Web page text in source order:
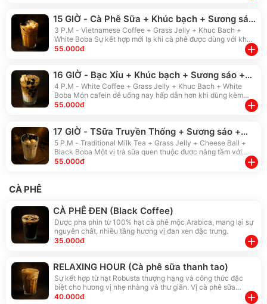
15 GIỜ - Cà Phê Sữa + Khúc bạch + Sương sáo
+ Trân châu trắng
3 P.M - Vietnamese Coffee + Grass Jelly + Khuc Bach +
White Boba Sự kết hợp mới lạ khi cà phê được dùng với khúc
bạch, sương sáo, cho hương vị gây nghiện khó quên.
55.000đ add
16 GIỜ - Bạc Xỉu + Khúc bạch + Sương sáo +
Trân châu trắng
4 P.M - White Coffee + Grass Jelly + Khuc Bach + White
Boba Món cafein dễ uống nay hấp dẫn hơn khi dùng kèm
nhiều loại topping ngon phù hợp.
55.000đ add
17 GIỜ - TSữa Truyền Thống + Sương sáo +
Trân châu đen + Phô mai viên
5 P.M - Traditional Milk Tea + Grass Jelly + Cheese Ball +
Black Boba Một vị trà sữa quen thuộc được nâng tầm với
topping ngon, gây nghiện và dễ uống.
55.000đ add
CÀ PHÊ
CÀ PHÊ ĐEN (Black Coffee)
Được pha phin từ 100% hạt cà phê mộc Arabica, mang lại sự
nguyên chất, nhiều tầng hương vị đan xen đặc trưng.
35.000đ
add
RELAXING HOUR (Cà phê sữa thanh tao)
Sự kết hợp từ hạt Robusta thượng hạng và công thức đặc
biệt cho hương vị nhẹ nhàng và thư giãn. Vị cà phê sữa
nhưng không sữa đặc mà pha cùng bột kem thực vật (INFIN),
40.000đ add